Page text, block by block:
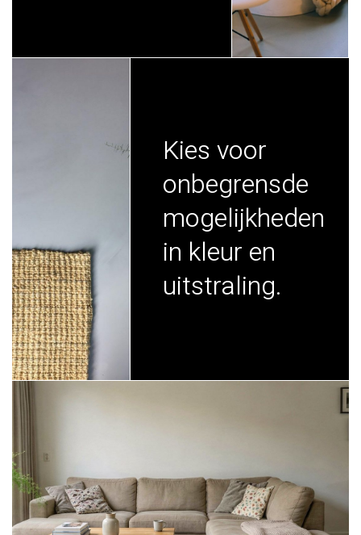
Kies voor
onbegrensde
mogelijkheden
in kleur en
uitstraling.